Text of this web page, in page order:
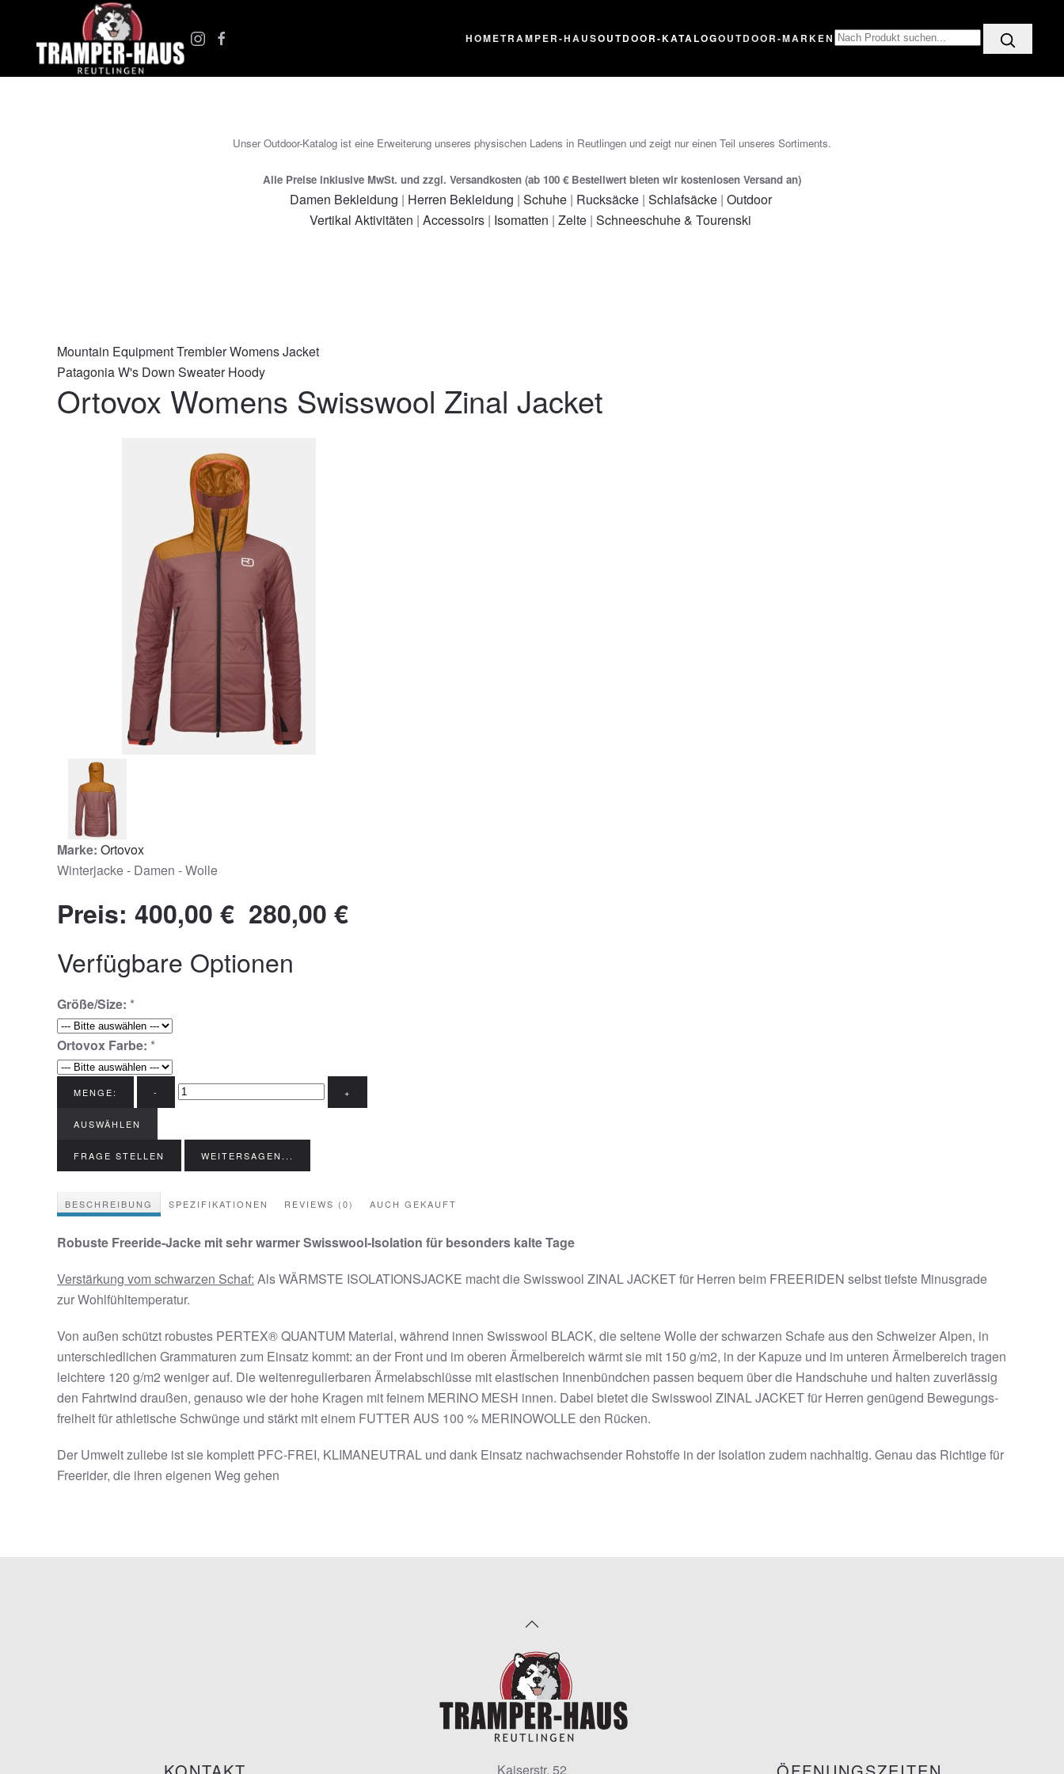
Zum Hauptinhalt springen HOMETRAMPER-HAUSOUTDOOR-KATALOGOUTDOOR-MARKEN
Unser Outdoor-Katalog ist eine Erweiterung unseres physischen Ladens in Reutlingen und zeigt nur einen Teil unseres Sortiments.
Alle Preise inklusive MwSt. und zzgl. Versandkosten (ab 100 € Bestellwert bieten wir kostenlosen Versand an)
Damen Bekleidung | Herren Bekleidung | Schuhe| Rucksäcke| Schlafsäcke| Outdoor
Vertikal Aktivitäten | Accessoirs | Isomatten | Zelte | Schneeschuhe & Tourenski
Mountain Equipment Trembler Womens Jacket
Patagonia W's Down Sweater Hoody
Ortovox Womens Swisswool Zinal Jacket
Marke: Ortovox
Winterjacke - Damen - Wolle
Preis: 400,00 € 280,00 €
Verfügbare Optionen
Größe/Size: *
Ortovox Farbe: *
MENGE: - +
AUSWÄHLEN
FRAGE STELLEN WEITERSAGEN...
BESCHREIBUNG SPEZIFIKATIONEN REVIEWS (0) AUCH GEKAUFT
Robuste Freeride-Jacke mit sehr warmer Swisswool-Isolation für besonders kalte Tage
Verstärkung vom schwarzen Schaf: Als WÄRMSTE ISOLATIONSJACKE macht die Swisswool ZINAL JACKET für Herren beim FREERIDEN selbst tiefste Minusgrade
zur Wohlfühltemperatur.
Von außen schützt robustes PERTEX® QUANTUM Material, während innen Swisswool BLACK, die seltene Wolle der schwarzen Schafe aus den Schweizer Alpen, in
unterschiedlichen Grammaturen zum Einsatz kommt: an der Front und im oberen Ärmelbereich wärmt sie mit 150 g/m2, in der Kapuze und im unteren Ärmelbereich tragen
leichtere 120 g/m2 weniger auf. Die weitenregulierbaren Ärmelabschlüsse mit elastischen Innenbündchen passen bequem über die Handschuhe und halten zuverlässig
den Fahrtwind draußen, genauso wie der hohe Kragen mit feinem MERINO MESH innen. Dabei bietet die Swisswool ZINAL JACKET für Herren genügend Bewegungs­
freiheit für athletische Schwünge und stärkt mit einem FUTTER AUS 100 % MERINOWOLLE den Rücken.
Der Umwelt zuliebe ist sie komplett PFC-FREI, KLIMANEUTRAL und dank Einsatz nachwachsender Rohstoffe in der Isolation zudem nachhaltig. Genau das Richtige für
Freerider, die ihren eigenen Weg gehen
Kaiserstr. 52